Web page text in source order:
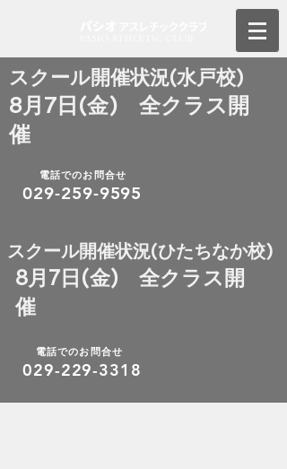
​スクール開催状況(水戸校)
8月7日(金) 全クラス開
催
電話でのお問合せ
029-259-9595
​スクール開催状況(ひたちなか校)
8月7日(金) 全クラス開
催
電話でのお問合せ
​029-229-3318